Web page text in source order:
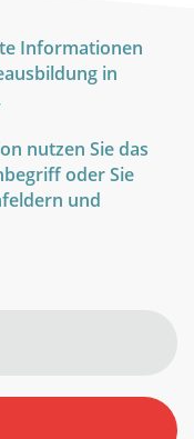
Informationen
in
nutzen Sie das
oder Sie
und